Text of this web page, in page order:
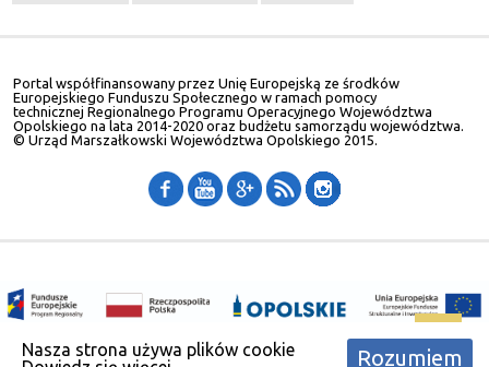
Portal współfinansowany przez Unię Europejską ze środków
Europejskiego Funduszu Społecznego w ramach pomocy
technicznej Regionalnego Programu Operacyjnego Województwa
Opolskiego na lata 2014-2020 oraz budżetu samorządu województwa.
© Urząd Marszałkowski Województwa Opolskiego 2015.
Nasza strona używa plików cookie
Rozumiem